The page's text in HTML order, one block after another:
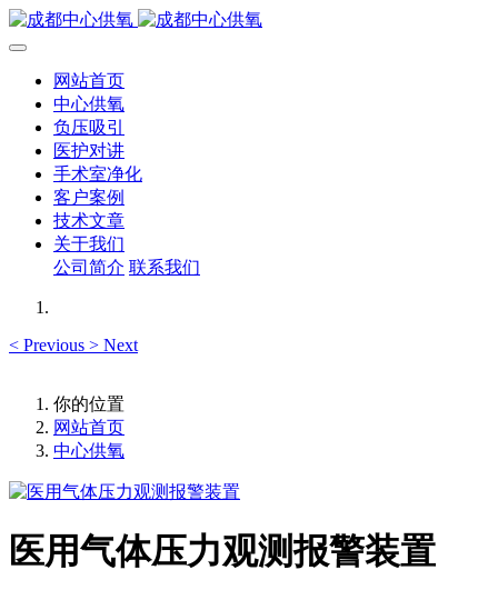
网站首页
中心供氧
负压吸引
医护对讲
手术室净化
客户案例
技术文章
关于我们
公司简介 联系我们
< Previous > Next
你的位置
网站首页
中心供氧
医用气体压力观测报警装置